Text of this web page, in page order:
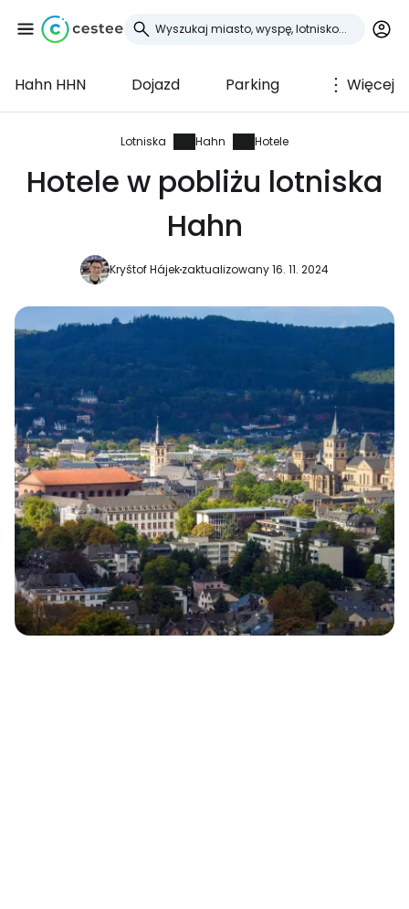
Hahn HHN Dojazd Parking Więcej
Lotniska Hahn Hotele
Hotele w pobliżu lotniska
Hahn
Kryštof Hájekzaktualizowany 16. 11. 2024
Zaloguj się do
Cestee
... światowej społeczności podróżniczej
Kontynuuj z Facebookiem
Kontynuuj z e-mailem